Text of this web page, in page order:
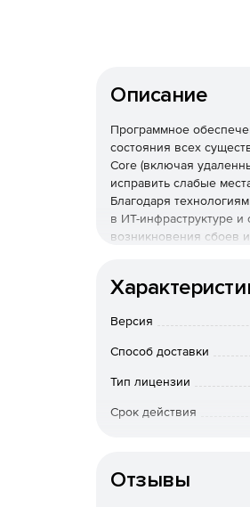
Описание
Программное
состояния всех
Core (включая
исправить слабые
Благодаря
в ИТ-инфраструктуре и
возникновения сбоев
и устранения
Преимущества Nagios
Централизованный
Централизованная
контролировать
работникам
Версия
Способ доставки
Тип лицензии
Срок действия
Отзывы